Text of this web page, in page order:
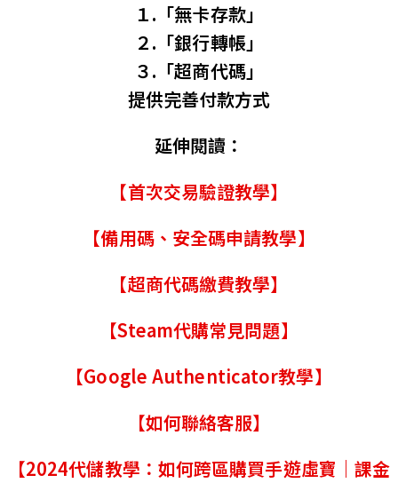
１.「無卡存款」
２.「銀行轉帳」
３.「超商代碼」
提供完善付款方式
延伸閱讀：
【首次交易驗證教學】
【備用碼、安全碼申請教學】
【超商代碼繳費教學】
【Steam代購常見問題】
【Google Authenticator教學】
【如何聯絡客服】
【2024代儲教學：如何跨區購買手遊虛寶｜課金